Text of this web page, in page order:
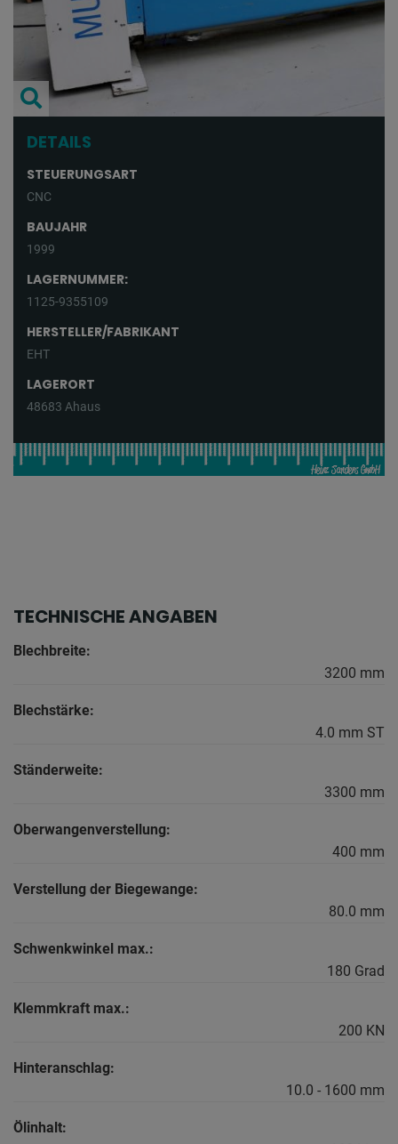
DETAILS
STEUERUNGSART
CNC
BAUJAHR
1999
LAGERNUMMER:
1125-9355109
HERSTELLER/FABRIKANT
EHT
LAGERORT
48683 Ahaus
TECHNISCHE ANGABEN
Blechbreite:
3200 mm
Blechstärke:
4.0 mm ST
Ständerweite:
3300 mm
Oberwangenverstellung:
400 mm
Verstellung der Biegewange:
80.0 mm
Schwenkwinkel max.:
180 Grad
Klemmkraft max.:
200 KN
Hinteranschlag:
10.0 - 1600 mm
Ölinhalt: